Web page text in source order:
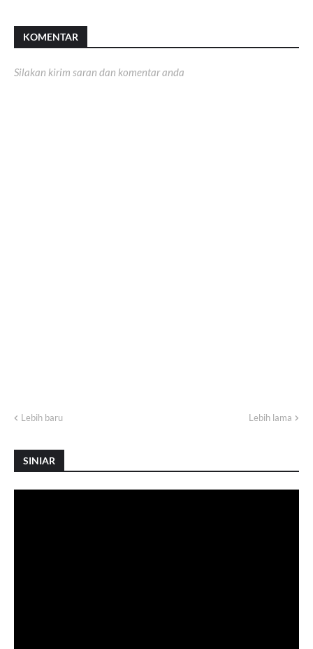
KOMENTAR
Silakan kirim saran dan komentar anda
Lebih baru Lebih lama
SINIAR